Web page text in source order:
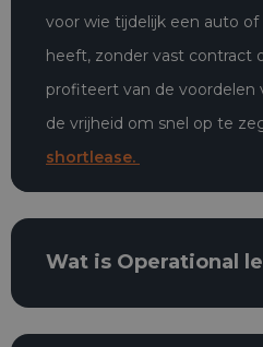
voor wie tijdelijk een auto
heeft, zonder vast contract
profiteert van de voordelen
de vrijheid om snel op te
shortlease.
Wat is Operational